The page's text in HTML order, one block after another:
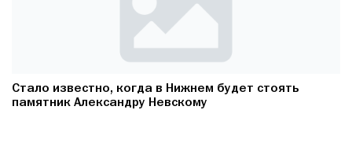
Стало известно, когда в Нижнем будет стоять
памятник Александру Невскому